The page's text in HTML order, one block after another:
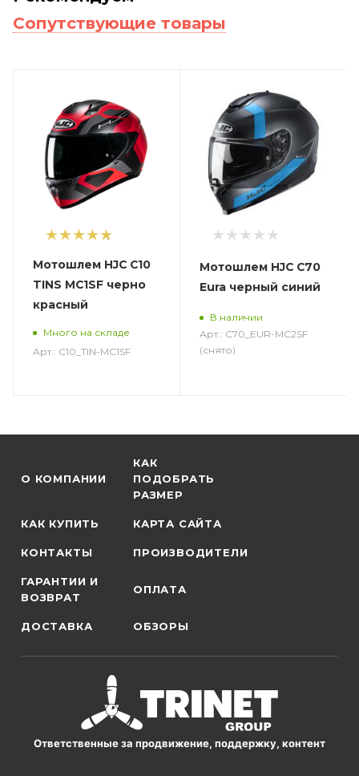
Сопутствующие товары
1
Мотошлем HJC C10
TINS MC1SF черно
красный
Много на складе
Арт.: C10_TIN-MC1SF
Мотошлем HJC C70
Eura черный синий
В наличии
Арт.: C70_EUR-MC2SF
(снято)
О КОМПАНИИ
КАК
ПОДОБРАТЬ
РАЗМЕР
КАК КУПИТЬ КАРТА САЙТА
КОНТАКТЫ ПРОИЗВОДИТЕЛИ
ГАРАНТИИ И
ВОЗВРАТ
ОПЛАТА
ДОСТАВКА ОБЗОРЫ
Ответственные за продвижение, поддержку, контент